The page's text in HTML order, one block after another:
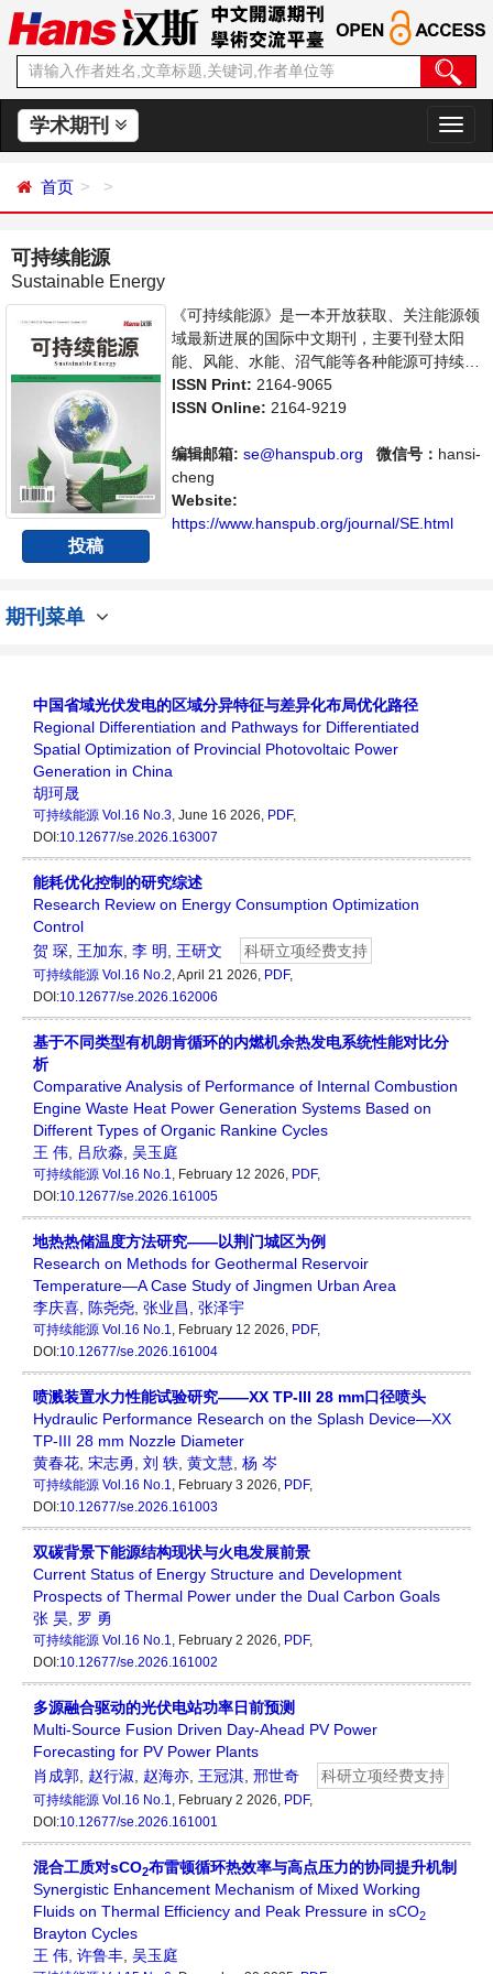
学术期刊
切
换
首页
可持续能源
Sustainable Energy
投稿
《可持续能源》是一本开放获取、关注能源领
域最新进展的国际中文期刊，主要刊登太阳
能、风能、水能、沼气能等各种能源可持续发
展研究，以及能源与经济、环境、政策等关系
的学术论文和成果评述。本刊集学术性、思想
学并致力于学术的繁荣，旨在给世界范围内的
能源研究者、能源工作者等研究并关注能源发
展的人员提供一个传播、分享和讨论能源持续
性发展的交流平台。
ISSN Print: 2164-9065
ISSN Online: 2164-9219
编辑邮箱: se@hanspub.org 微信号： hansi-
cheng
Website:
https://www.hanspub.org/journal/SE.html
期刊菜单
中国省域光伏发电的区域分异特征与差异化布局优化路径
Regional Differentiation and Pathways for Differentiated
Spatial Optimization of Provincial Photovoltaic Power
Generation in China
胡珂晟
可持续能源 Vol.16 No.3, June 16 2026, PDF,
DOI:10.12677/se.2026.163007
能耗优化控制的研究综述
Research Review on Energy Consumption Optimization
Control
贺 琛, 王加东, 李 明, 王研文 科研立项经费支持
可持续能源 Vol.16 No.2, April 21 2026, PDF,
DOI:10.12677/se.2026.162006
基于不同类型有机朗肯循环的内燃机余热发电系统性能对比分
析
Comparative Analysis of Performance of Internal Combustion
Engine Waste Heat Power Generation Systems Based on
Different Types of Organic Rankine Cycles
王 伟, 吕欣淼, 吴玉庭
可持续能源 Vol.16 No.1, February 12 2026, PDF,
DOI:10.12677/se.2026.161005
地热热储温度方法研究——以荆门城区为例
Research on Methods for Geothermal Reservoir
Temperature—A Case Study of Jingmen Urban Area
李庆喜, 陈尧尧, 张业昌, 张泽宇
可持续能源 Vol.16 No.1, February 12 2026, PDF,
DOI:10.12677/se.2026.161004
喷溅装置水力性能试验研究——XX TP-III 28 mm口径喷头
Hydraulic Performance Research on the Splash Device—XX
TP-III 28 mm Nozzle Diameter
黄春花, 宋志勇, 刘 轶, 黄文慧, 杨 岑
可持续能源 Vol.16 No.1, February 3 2026, PDF,
DOI:10.12677/se.2026.161003
双碳背景下能源结构现状与火电发展前景
Current Status of Energy Structure and Development
Prospects of Thermal Power under the Dual Carbon Goals
张 昊, 罗 勇
可持续能源 Vol.16 No.1, February 2 2026, PDF,
DOI:10.12677/se.2026.161002
多源融合驱动的光伏电站功率日前预测
Multi-Source Fusion Driven Day-Ahead PV Power
Forecasting for PV Power Plants
肖成郭, 赵行淑, 赵海亦, 王冠淇, 邢世奇 科研立项经费支持
可持续能源 Vol.16 No.1, February 2 2026, PDF,
DOI:10.12677/se.2026.161001
混合工质对sCO2布雷顿循环热效率与高点压力的协同提升机制
Synergistic Enhancement Mechanism of Mixed Working
Fluids on Thermal Efficiency and Peak Pressure in sCO2
Brayton Cycles
王 伟, 许鲁丰, 吴玉庭